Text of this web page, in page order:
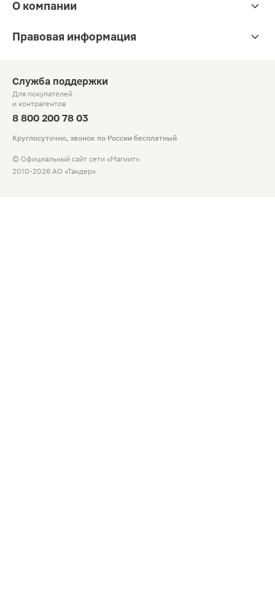
О компании
Правовая информация
Служба поддержки
Для покупателей
и контрагентов
8 800 200 78 03
Круглосуточно, звонок по России бесплатный
© Официальный сайт сети «Магнит».
2010-2026 АО «Тандер»